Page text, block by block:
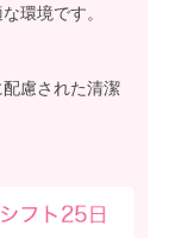
環境です。
慮された清潔